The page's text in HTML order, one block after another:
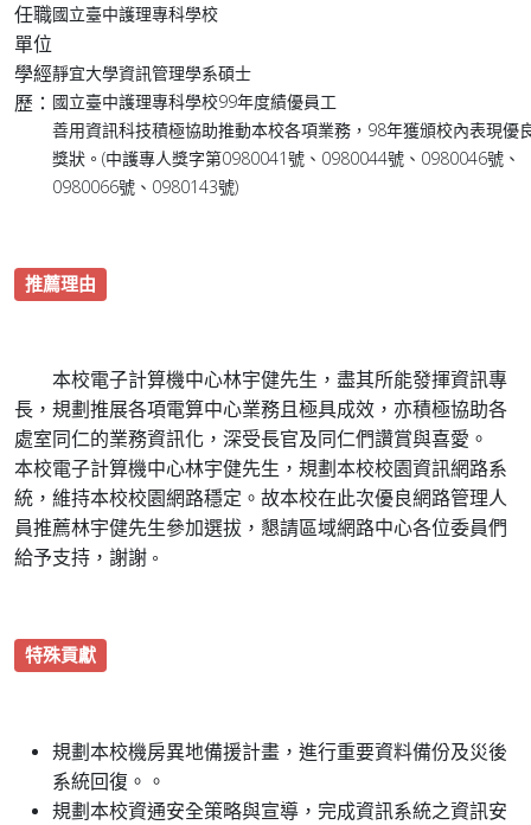
任職
單位
國立臺中護理專科學校
學經
歷：
靜宜大學資訊管理學系碩士
國立臺中護理專科學校99年度績優員工
善用資訊科技積極協助推動本校各項業務，98年獲頒校內表現優
獎狀。(中護專人獎字第0980041號、0980044號、0980046號、
0980066號、0980143號)
推薦理由
本校電子計算機中心林宇健先生，盡其所能發揮資訊專
長，規劃推展各項電算中心業務且極具成效，亦積極協助各
處室同仁的業務資訊化，深受長官及同仁們讚賞與喜愛。
本校電子計算機中心林宇健先生，規劃本校校園資訊網路系
統，維持本校校園網路穩定。故本校在此次優良網路管理人
員推薦林宇健先生參加選拔，懇請區域網路中心各位委員們
給予支持，謝謝 。
特殊貢獻
規劃本校機房異地備援計畫，進行重要資料備份及災後
系統回復。。
規劃本校資通安全策略與宣導，完成資訊系統之資訊安